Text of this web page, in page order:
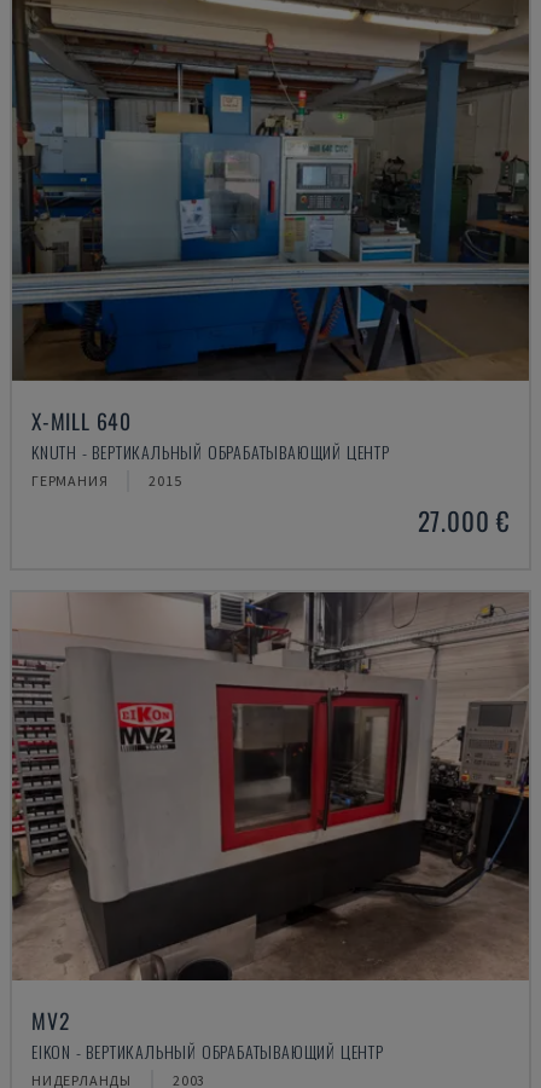
X-MILL 640
KNUTH - ВЕРТИКАЛЬНЫЙ ОБРАБАТЫВАЮЩИЙ ЦЕНТР
ГЕРМАНИЯ 2015
27.000 €
MV2
EIKON - ВЕРТИКАЛЬНЫЙ ОБРАБАТЫВАЮЩИЙ ЦЕНТР
НИДЕРЛАНДЫ 2003